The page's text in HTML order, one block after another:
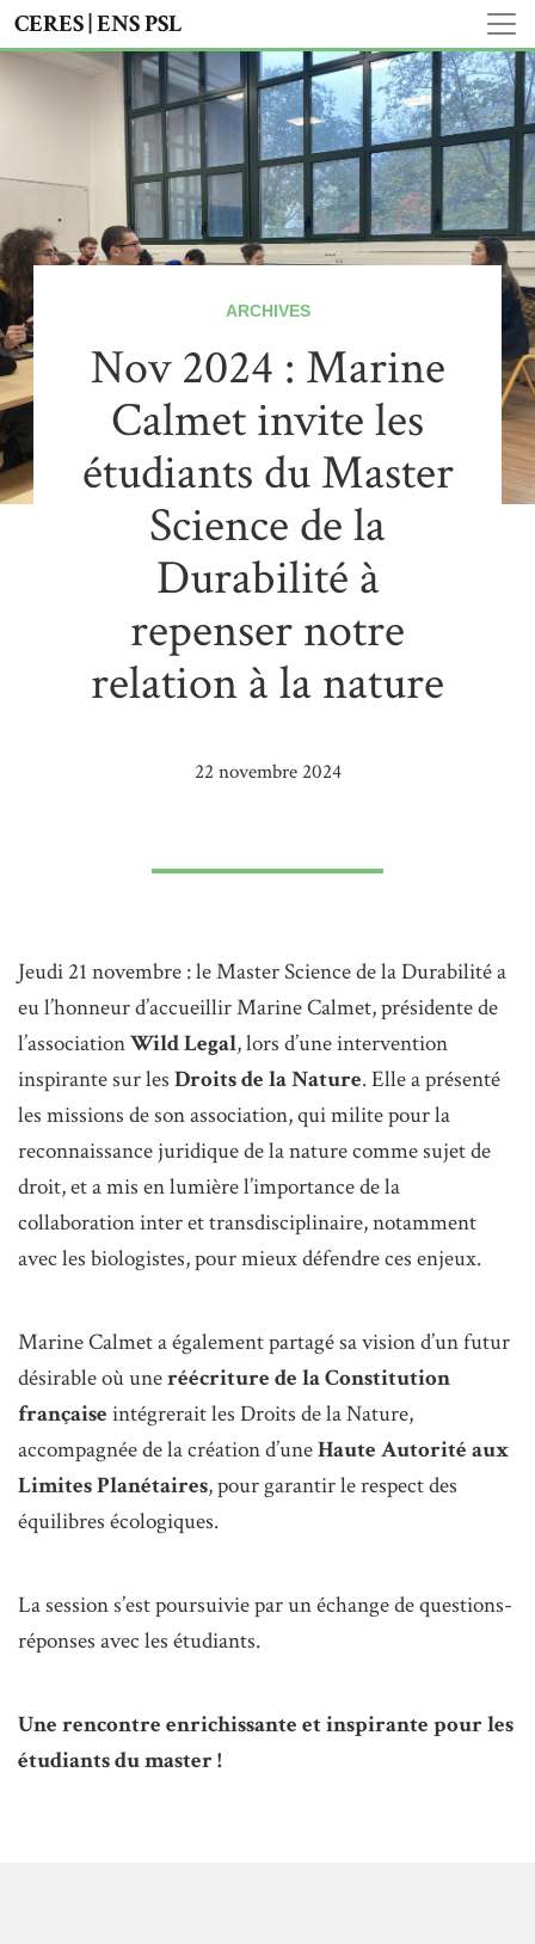
CERES | ENS PSL
ARCHIVES
Nov 2024 : Marine
Calmet invite les
étudiants du Master
Science de la
Durabilité à
repenser notre
relation à la nature
22 novembre 2024
Jeudi 21 novembre : le Master Science de la Durabilité a
eu l’honneur d’accueillir Marine Calmet, présidente de
l’associationWild Legal, lors d’une intervention
inspirante sur les Droits de la Nature. Elle a présenté
les missions de son association, qui milite pour la
reconnaissance juridique de la nature comme sujet de
droit, et a mis en lumière l’importance de la
collaboration inter et transdisciplinaire, notamment
avec les biologistes, pour mieux défendre ces enjeux.
Marine Calmet a également partagé sa vision d’un futur
désirable où uneréécriture de la Constitution
française intégrerait les Droits de la Nature,
accompagnée de la création d’uneHaute Autorité aux
Limites Planétaires, pour garantir le respect des
équilibres écologiques.
La session s’est poursuivie par un échange de questions-
réponses avec les étudiants.
Une rencontre enrichissante et inspirante pour les
étudiants du master !